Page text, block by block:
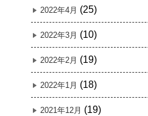
2022年4月 (25)
2022年3月 (10)
2022年2月 (19)
2022年1月 (18)
2021年12月 (19)